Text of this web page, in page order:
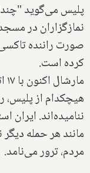
نمازگزاران در
صورت راننده
کرده است.
هیچکدام از پلیس،
ننامیده‌اند. ایران
مانند هر حمله
مردم، ترور می‌نامد.